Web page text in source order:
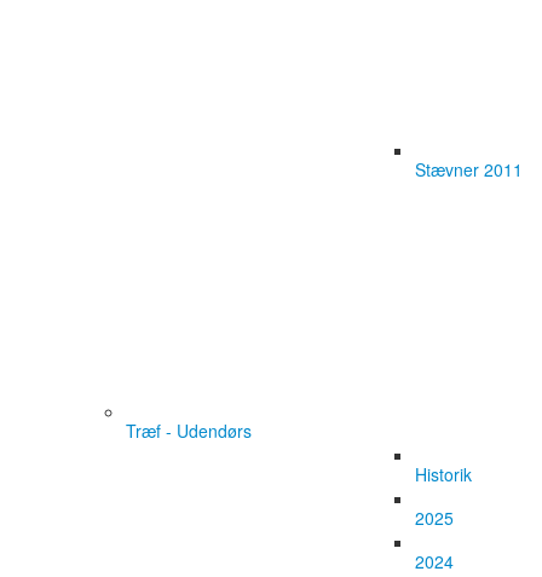
Stævner 2011
Træf - Udendørs
Historik
2025
2024